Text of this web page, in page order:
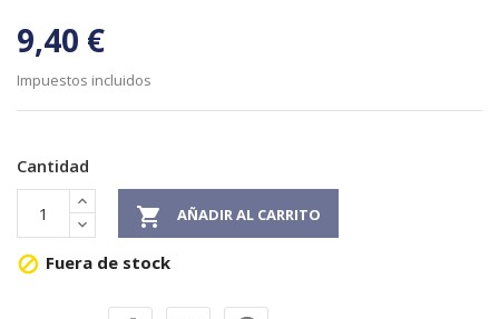
9,40 €
Impuestos incluidos
Cantidad
 AÑADIR AL CARRITO
 Fuera de stock